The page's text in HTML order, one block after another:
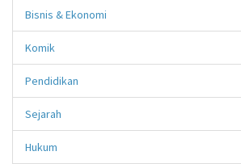
Bisnis & Ekonomi
Komik
Pendidikan
Sejarah
Hukum